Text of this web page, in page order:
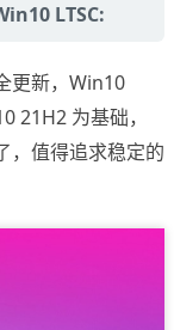
LTSC:
更新，Win10
21H2 为基础，
，值得追求稳定的